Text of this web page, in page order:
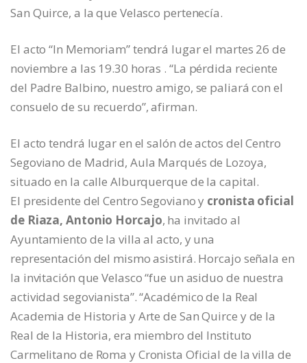
San Quirce, a la que Velasco pertenecía.
El acto “In Memoriam” tendrá lugar el martes 26 de
noviembre a las 19.30 horas . “La pérdida reciente
del Padre Balbino, nuestro amigo, se paliará con el
consuelo de su recuerdo”, afirman.
El acto tendrá lugar en el salón de actos del Centro
Segoviano de Madrid, Aula Marqués de Lozoya,
situado en la calle Alburquerque de la capital.
El presidente del Centro Segoviano y cronista oficial
de Riaza, Antonio Horcajo, ha invitado al
Ayuntamiento de la villa al acto, y una
representación del mismo asistirá. Horcajo señala en
la invitación que Velasco “fue un asiduo de nuestra
actividad segovianista”. “Académico de la Real
Academia de Historia y Arte de San Quirce y de la
Real de la Historia, era miembro del Instituto
Carmelitano de Roma y Cronista Oficial de la villa de